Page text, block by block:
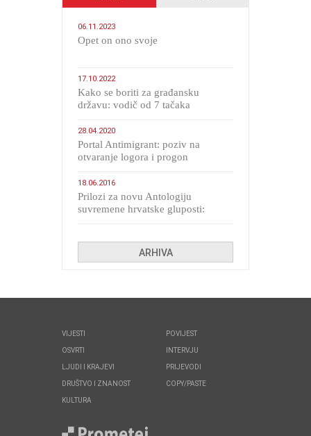
06.11.2023
​Opet on ono svoje
17.10.2022
Kako se boriti za građansku
državu: vodič od 7 tačaka
28.04.2020
Portal Antimigrant: poziv na
otvaranje logora i progon
18.06.2016
Prilozi za novu Antologiju
suvremene hrvatske gluposti:
ARHIVA
VIJESTI
OSVRTI
LJUDI I KRAJEVI
DRUŠTVO I ZNANOST
KULTURA
POVIJEST
INTERVJU
PRIJEVODI
COPY/PASTE